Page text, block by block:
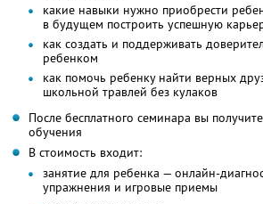
какие навыки нужно приобрести
в будущем построить успешную
как создать и поддерживать
ребенком
как помочь ребенку найти верных
школьной травлей без кулаков
После бесплатного семинара вы
обучения
В стоимость входит:
занятие для ребенка — онлайн-
упражнения и игровые приемы